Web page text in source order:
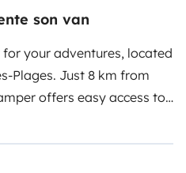
son van
your adventures, located
Plages. Just 8 km from
offers easy access to
several free parking
and numerous bus